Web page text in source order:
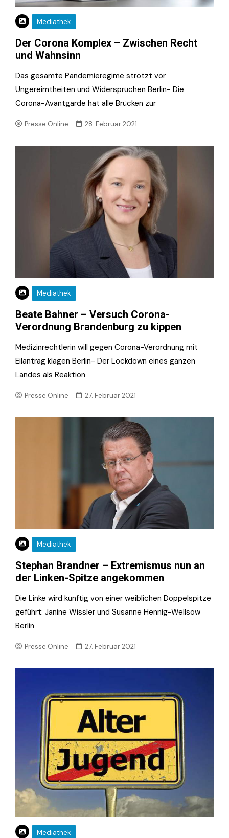
Mediathek
Der Corona Komplex – Zwischen Recht
und Wahnsinn
Das gesamte Pandemieregime strotzt vor
Ungereimtheiten und Widersprüchen Berlin- Die
Corona-Avantgarde hat alle Brücken zur
Presse.Online 28. Februar 2021
Mediathek
Beate Bahner – Versuch Corona-
Verordnung Brandenburg zu kippen
Medizinrechtlerin will gegen Corona-Verordnung mit
Eilantrag klagen Berlin- Der Lockdown eines ganzen
Landes als Reaktion
Presse.Online 27. Februar 2021
Mediathek
Stephan Brandner – Extremismus nun an
der Linken-Spitze angekommen
Die Linke wird künftig von einer weiblichen Doppelspitze
geführt: Janine Wissler und Susanne Hennig-Wellsow
Berlin
Presse.Online 27. Februar 2021
Mediathek